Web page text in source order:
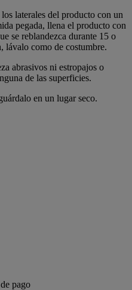
laterales del producto con un
pegada, llena el producto con
se reblandezca durante 15 o
lávalo como de costumbre.
abrasivos ni estropajos o
de las superficies.
en un lugar seco.
pago